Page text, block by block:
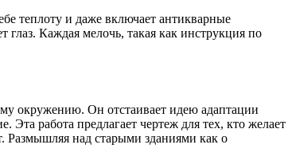
теплоту и даже включает антикварные
глаз. Каждая мелочь, такая как инструкция по
окружению. Он отстаивает идею адаптации
работа предлагает чертеж для тех, кто желает
Размышляя над старыми зданиями как о